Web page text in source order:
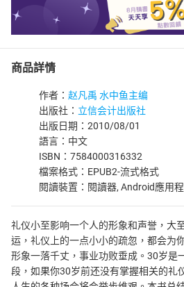
商品詳情
作者： 赵凡禹 水中鱼主编
出版社： 立信会计出版社
出版日期：2010/08/01
語言：中文
ISBN：7584000316332
檔案格式：EPUB2-流式格式
閱讀裝置：閱讀器, Android應用
礼仪小至影响一个人的形象和声誉，大
运，礼仪上的一点小小的疏忽，都会为
形象一落千丈，事业功败垂成。30岁是
段，如果你30岁前还没有掌握相关的礼